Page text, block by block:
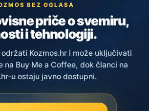
BEZ OGLASA
priče o svemiru,
i tehnologiji.
Kozmos.hr i može uključivati
na Buy Me a Coffee, dok članci na
u ostaju javno dostupni.